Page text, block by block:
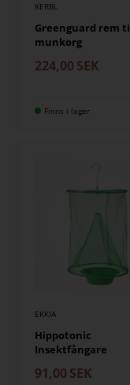
KERBL
Greenguard rem
munkorg
224,00 SEK
Finns i lager
EKKIA
Hippotonic
Insektfångare
91,00 SEK